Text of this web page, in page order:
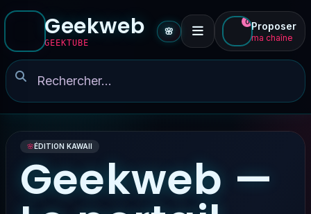
Geekweb
GEEKTUBE
🌸
0 Proposer
ma chaîne
🌸ÉDITION KAWAII
Geekweb —